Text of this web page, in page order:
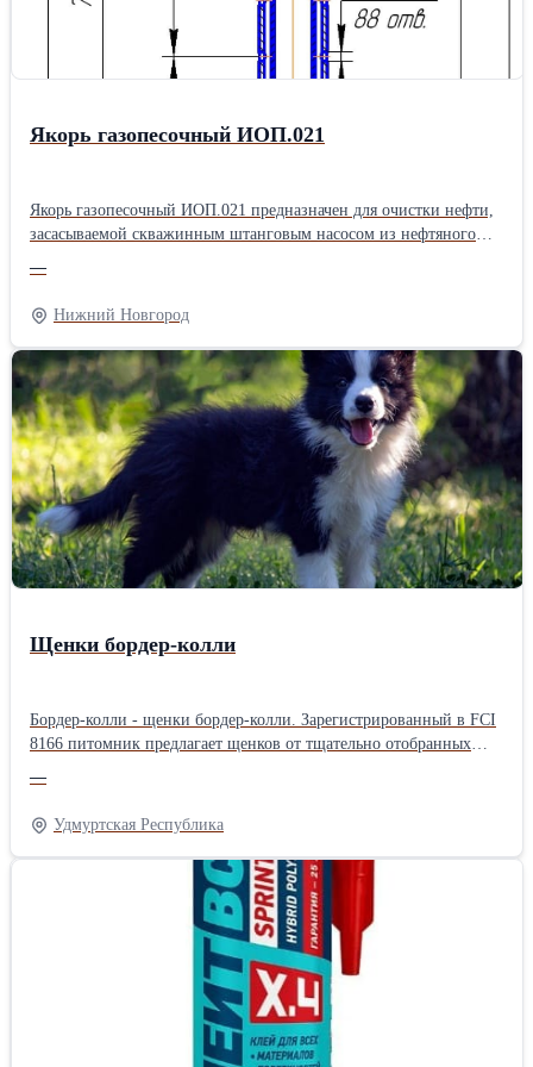
Высота: 140 см
Якорь газопесочный ИОП.021
Якорь газопесочный ИОП.021 предназначен для очистки нефти,
засасываемой скважинным штанговым насосом из нефтяного
корпуса, нижнего корпуса, патрубка, соединительных муфт,
внутренней трубы и пробки. Все детали якоря за исключением
внутренней трубы имеют резьбы НКТ73 ГОСТ 633-80 с шагом
2,54 мм. Для забора рабочей среды из затрубного пространства
верхний корпус имеет 88 отверстий Ø10мм. Характеристики: -
диаметр эксплуатационной колонны…114, 146, 168; -
габаритные размеры: длина 16058 мм, диаметр Ø89 мм; - масса
22,2 кг; - рабочий диапазон пропускной способности до 200 м3/
сут.
—
Нижний Новгород
Щенки бордер-колли
Бордер-колли - щенки бордер-колли. Зарегистрированный в FCI
8166 питомник предлагает щенков от тщательно отобранных
инфекционных заболевания, а также другие необходимые
проверки здоровья. Наши собаки происходят из лучших
питомников мира: Clan-Abby, Bayshore, Nahrof, Maghera... они
отличаются высоким интеллектом, уравновешенным
темпераментом, исключительной красотой, привязанностью,
дружелюбным отношением к детям, взрослым и другим
животным. Они не лают. Подходят для содержания в качестве
домашнего питомца, для выставок, спорта или разведения.
Наши щенки предназначены только для тех, кто хочет для себя
самого лучшего. Возможна доставка по всей Европе.
Контактный телефон +38163626334, Вайбер, Вотсап
+38163626334 Гордана Ачимович Крушевац, Сербия Бордер-
—
Удмуртская Республика